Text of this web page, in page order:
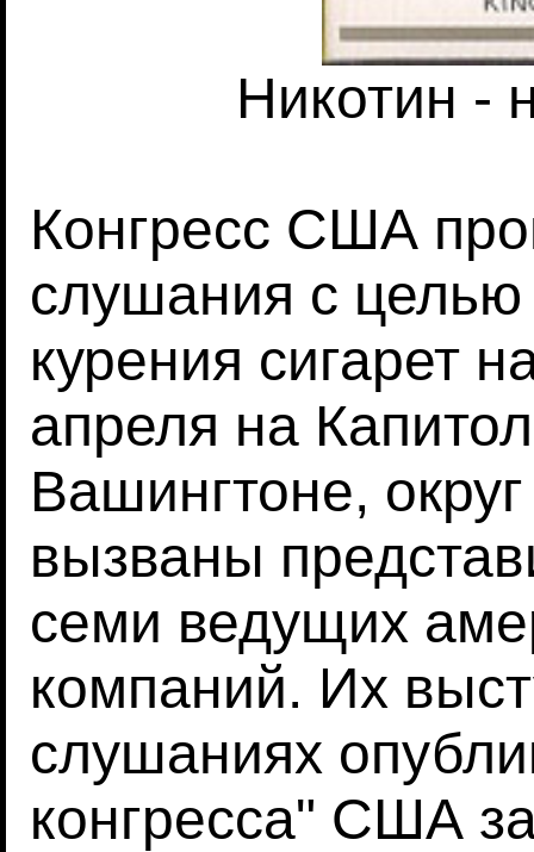
Никотин -
Конгресс США
слушания с
курения сигарет
апреля на
Вашингтоне,
вызваны
семи ведущих
компаний. Их
слушаниях
конгресса" США